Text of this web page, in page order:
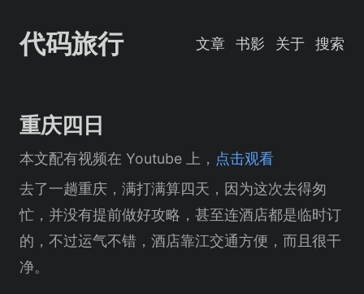
代码旅行 文章 书影 关于 搜索
重庆四日
本文配有视频在 Youtube 上， 点击观看
去了一趟重庆，满打满算四天，因为这次去得匆
忙，并没有提前做好攻略，甚至连酒店都是临时订
的，不过运气不错，酒店靠江交通方便，而且很干
净。